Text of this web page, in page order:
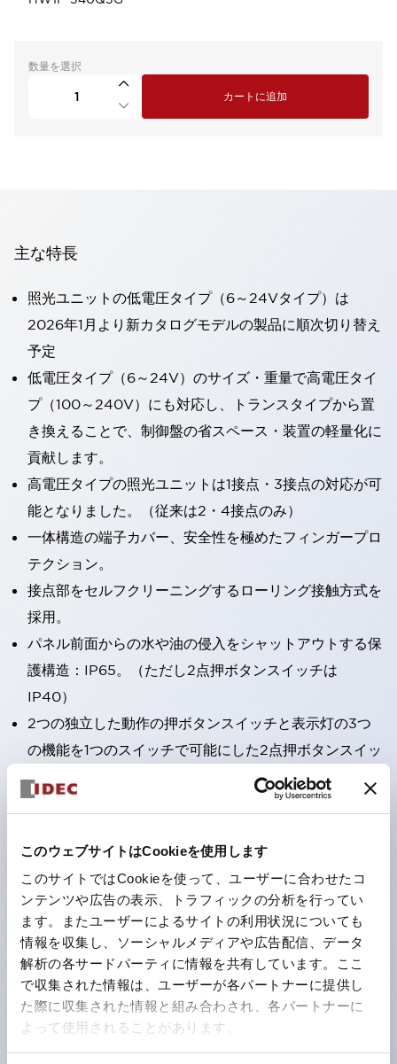
このウェブサイトはCookieを使用します
このサイトではCookieを使って、ユーザーに合わせたコ
ンテンツや広告の表示、トラフィックの分析を行ってい
ます。またユーザーによるサイトの利用状況についても
情報を収集し、ソーシャルメディアや広告配信、データ
解析の各サードパーティに情報を共有しています。ここ
で収集された情報は、ユーザーが各パートナーに提供し
た際に収集された情報と組み合わされ、各パートナーに
よって使用されることがあります。
数量を選択
カートに追加
主な特長
照光ユニットの低電圧タイプ（6～24Vタイプ）は
2026年1月より新カタログモデルの製品に順次切り替え
予定
低電圧タイプ（6～24V）のサイズ・重量で高電圧タイ
プ（100～240V）にも対応し、トランスタイプから置
き換えることで、制御盤の省スペース・装置の軽量化に
貢献します。
高電圧タイプの照光ユニットは1接点・3接点の対応が可
能となりました。（従来は2・4接点のみ）
一体構造の端子カバー、安全性を極めたフィンガープロ
テクション。
接点部をセルフクリーニングするローリング接触方式を
採用。
パネル前面からの水や油の侵入をシャットアウトする保
護構造：IP65。（ただし2点押ボタンスイッチは
IP40）
2つの独立した動作の押ボタンスイッチと表示灯の3つ
の機能を1つのスイッチで可能にした2点押ボタンスイッ
チも完備。
ワールドワイドなニーズに対応する各種電圧を完備。
ごとに分かれていたLED球を、1色のLED球で各色を表
現できるようにしました。
カラーユニバーサルデザインに対応。表示灯（角平形）
の点灯/消灯の認識および、点灯時のランプ色の識別が
対応。
ISO 3864-4安全色に対応。危険時や緊急事態時の色表
現がより明確・鮮明で、より多くの方が識別可能に。